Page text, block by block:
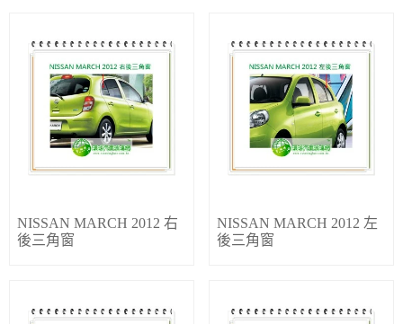
NISSAN MARCH 2012 右
後三角窗
NISSAN MARCH 2012 左
後三角窗